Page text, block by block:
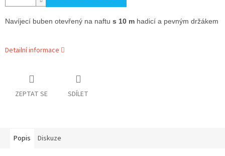
Navíjecí buben otevřený na naftu s 10 m hadicí a pevným držákem
Detailní informace
ZEPTAT SE SDÍLET
Popis Diskuze